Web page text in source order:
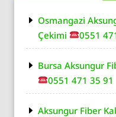
Osmangazi
Çekimi
0551
Bursa Aksungur
0551 471 35 91
Aksungur Fiber